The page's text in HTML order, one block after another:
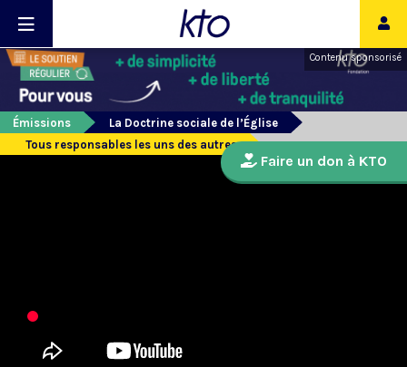
Contenu sponsorisé
Émissions
La Doctrine sociale de l’Église
Tous responsables les uns des autres
Faire un don à KTO